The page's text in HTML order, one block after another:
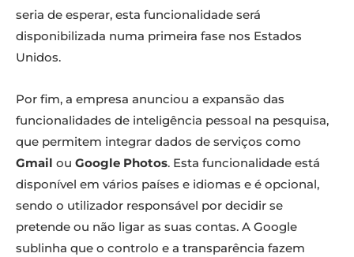
seria de esperar, esta funcionalidade será
disponibilizada numa primeira fase nos Estados
Unidos.
Por fim, a empresa anunciou a expansão das
funcionalidades de inteligência pessoal na pesquisa,
que permitem integrar dados de serviços como
Gmail ou Google Photos. Esta funcionalidade está
disponível em vários países e idiomas e é opcional,
sendo o utilizador responsável por decidir se
pretende ou não ligar as suas contas. A Google
sublinha que o controlo e a transparência fazem